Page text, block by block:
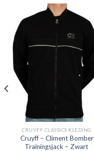
CRUYFF CLASSICS KLEDING
Cruyff – Climent Bomber
Trainingsjack – Zwart